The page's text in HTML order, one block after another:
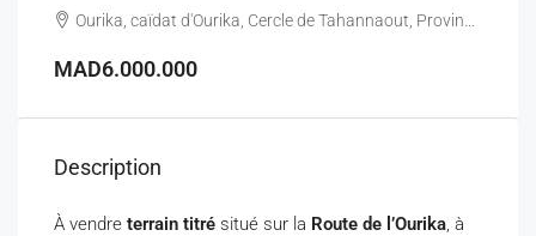
Ourika, caïdat d'Ourika, Cercle de Tahannaout, Province d'Al Haouz, Marrakech-Safi, Maroc
MAD6.000.000
Description
À vendre terrain titré situé sur la Route de l’Ourika, à